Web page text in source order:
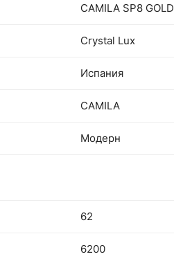
CAMILA SP8 GOLD
Crystal Lux
Испания
CAMILA
Модерн
62
6200